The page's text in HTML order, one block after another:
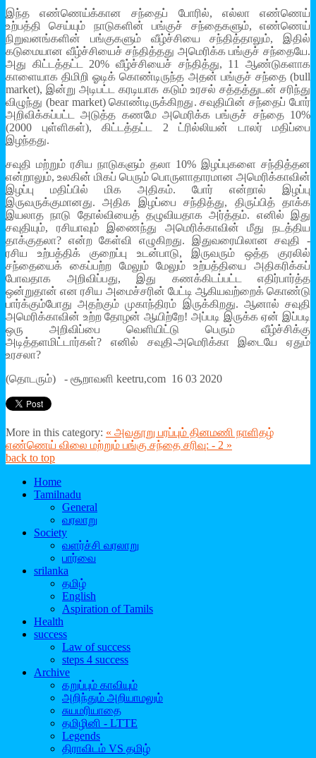
இந்த எண்ணெய்க்கான சந்தைப் போரில், எல்லா எண்ணெய்
உற்பத்தி செய்யும் நாடுகளின் பங்குச் சந்தைகளும், எண்ணெய்
நிறுவனங்களின் பங்குகளும் வீழ்ச்சியை சந்தித்தாலும், இதில்
கடுமையான வீழ்ச்சியைச் சந்தித்தது அமெரிக்க பங்குச் சந்தையே.
அது கிட்டத்தட்ட 20% வீழ்ச்சியைச் சந்தித்து, 11 ஆண்டுகளாக
காளையாக திமிறி ஓடிக் கொண்டிருந்த அதன் பங்குச் சந்தை (bull
market), இன்று அடிபட்ட கரடியாக கடும் உரசல் சத்தத்துடன் சரிந்து
விழுந்து (bear market) கொண்டிருக்கிறது. சவுதியின் சந்தைப் போர்
அறிவிக்கப்பட்ட அடுத்த கணமே அமெரிக்க பங்குச் சந்தை 10%
(2000 புள்ளிகள்), கிட்டத்தட்ட 2 ட்ரில்லியன் டாலர் மதிப்பை
இழந்தது.
சவுதி மற்றும் ரசிய நாடுகளும் தலா 10% இழப்புகளை சந்தித்தன
என்றாலும், உலகின் மிகப் பெரும் பொருளாதாரமான அமெரிக்காவின்
இழப்பு மதிப்பில் மிக அதிகம். போர் என்றால் இழப்பு
இருவருக்குமானது. அதிக இழப்பை சந்தித்து, திருப்பித் தாக்க
இயலாத நாடு தோல்வியைத் தழுவியதாக அர்த்தம். எனில் இது
சவுதியும், ரசியாவும் இணைந்து அமெரிக்காவின் மீது நடத்திய
தாக்குதலா? என்ற கேள்வி எழுகிறது. இதுவரையிலான சவுதி -
ரசிய உற்பத்திக் குறைப்பு உடன்பாடு, இருவரும் ஒத்த குரலில்
சந்தையைக் கைப்பற்ற மேலும் மேலும் உற்பத்தியை அதிகரிக்கப்
போவதாக அறிவிப்பது, இது கணக்கிடப்பட்ட எதிர்பார்த்த
ஒன்றுதான் என ரசிய அமைச்சரின் பேட்டி ஆகியவற்றைக் கொண்டு
பார்க்கும்போது அதற்கும் முகாந்திரம் இருக்கிறது. ஆனால் சவுதி
அமெரிக்காவின் உற்ற தோழன் ஆயிற்றே! அப்படி இருக்க ஏன் இப்படி
ஒரு அறிவிப்பை வெளியிட்டு பெரும் வீழ்ச்சிக்கு
அடித்தளமிட்டார்கள்? எனில் சவுதி-அமெரிக்கா இடையே ஏதும்
உரசலா?
(தொடரும்) - சூறாவளி keetru,com 16 03 2020
More in this category: « அவதூறு பரப்பும் தினமணி நாளிதழ்
எண்ணெய் விலை மற்றும் பங்கு சந்தை சரிவு: - 2 »
back to top
Home
Tamilnadu
General
வரலாறு
Society
வளர்ச்சி வரலாறு
பார்வை
srilanka
தமிழ்
English
Aspiration of Tamils
Health
success
Law of success
steps 4 success
Archive
கறுப்பும் காவியும்
அறிந்தும் அறியாமலும்
சுயமரியாதை
தமிழினி - LTTE
Legends
திராவிடம் VS தமிழ்